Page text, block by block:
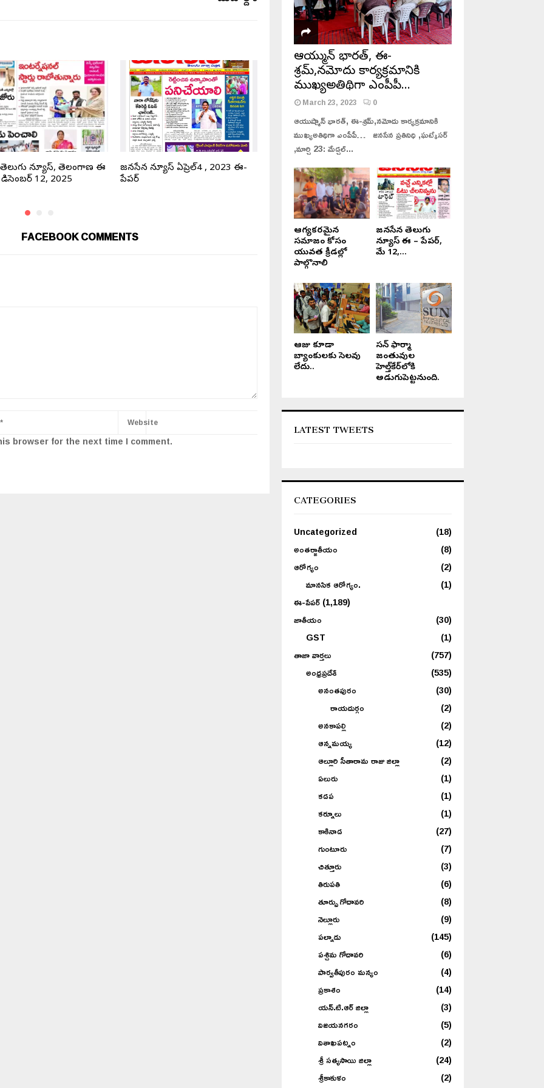
న్యూస్, తెలంగాణ ఈ
12, 2025
జనసేన న్యూస్ ఏప్రెల్4 , 2023 ఈ-
పేపర్
ఆంధ్ర ప్రదేశ్, జనసేన తెలుగు న్యూస్,
ఈ పేపర్, 21, ఫిబ్రవరి, 2024.
జనసేన తెలుగు న్యూస్,
– పేపర్, ఫిబ్రవరి 09, 2025.
FACEBOOK COMMENTS
browser for the next time I comment.
ఆయుష్మాన్ భారత్, ఈ-
శ్రమ్,నమోదు కార్యక్రమానికి
ముఖ్యఅతిథిగా ఎంపీపీ…
March 23, 2023 0
ఆయుష్మాన్ భారత్, ఈ-శ్రమ్,నమోదు కార్యక్రమానికి
ముఖ్యఅతిథిగా ఎంపీపీ… జనసేన ప్రతినిధి ,ఘట్కేసర్
,మార్చి 23: మేడ్చల్...
ఆరోగ్యకరమైన
సమాజం కోసం
యువత క్రీడల్లో
పాల్గొనాలి
జనసేన తెలుగు
న్యూస్ ఈ – పేపర్,
మే 12,...
ఆరోజు కూడా
బ్యాంకులకు సెలవు
లేదు..
సన్ ఫార్మా
జంతువుల
హెల్త్‌కేర్‌లోకి
అడుగుపెట్టనుంది.
LATEST TWEETS
CATEGORIES
Uncategorized
(18)
అంతర్జాతీయం
(8)
ఆరోగ్యం
(2)
మానసిక ఆరోగ్యం.
(1)
ఈ-పేపర్(1,189)
జాతీయం
(30)
GST
(1)
తాజా వార్తలు
(757)
అంధ్రప్రదేశ్
(535)
అనంతపురం
(30)
రాయదుర్గం
(2)
అనకాపల్లి
(2)
ఆన్నమయ్య
(12)
ఆల్లూరి సీతారామ రాజు జిల్లా
(2)
ఏలురు
(1)
కడప
(1)
కర్నూలు
(1)
కాకినాడ
(27)
గుంటూరు
(7)
చిత్తూరు
(3)
తిరుపతి
(6)
తూర్పు గోదావరి
(8)
నెల్లూరు
(9)
పల్నాడు
(145)
పశ్చిమ గోదావరి
(6)
పార్వతీపురం మన్యం
(4)
ప్రకాశం
(14)
యన్.టి.ఆర్ జిల్లా
(3)
విజయనగరం
(5)
విశాఖపట్నం
(2)
శ్రీ సత్యసాయి జిల్లా
(24)
శ్రీకాకుళం
(2)